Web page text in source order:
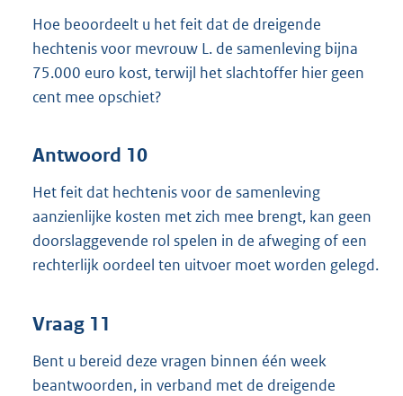
Hoe beoordeelt u het feit dat de dreigende
hechtenis voor mevrouw L. de samenleving bijna
75.000 euro kost, terwijl het slachtoffer hier geen
cent mee opschiet?
Antwoord 10
Het feit dat hechtenis voor de samenleving
aanzienlijke kosten met zich mee brengt, kan geen
doorslaggevende rol spelen in de afweging of een
rechterlijk oordeel ten uitvoer moet worden gelegd.
Vraag 11
Bent u bereid deze vragen binnen één week
beantwoorden, in verband met de dreigende